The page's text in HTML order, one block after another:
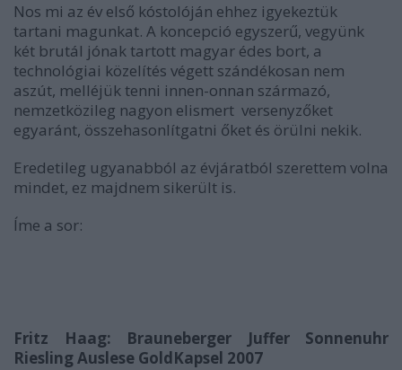
Nos mi az év első kóstolóján ehhez igyekeztük
tartani magunkat. A koncepció egyszerű, vegyünk
két brutál jónak tartott magyar édes bort, a
technológiai közelítés végett szándékosan nem
aszút, melléjük tenni innen-onnan származó,
nemzetközileg nagyon elismert versenyzőket
egyaránt, összehasonlítgatni őket és örülni nekik.
Eredetileg ugyanabból az évjáratból szerettem volna
mindet, ez majdnem sikerült is.
Íme a sor:
Fritz Haag: Brauneberger Juffer Sonnenuhr
Riesling Auslese GoldKapsel 2007